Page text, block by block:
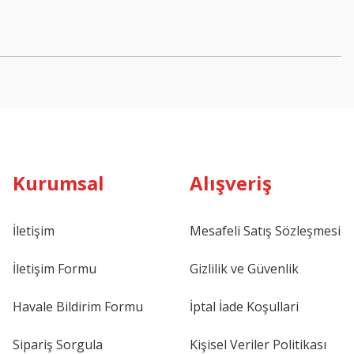
Kurumsal
İletişim
İletişim Formu
Havale Bildirim Formu
Sipariş Sorgula
Alışveriş
Mesafeli Satış Sözleşmesi
Gizlilik ve Güvenlik
İptal İade Koşullari
Kişisel Veriler Politikası